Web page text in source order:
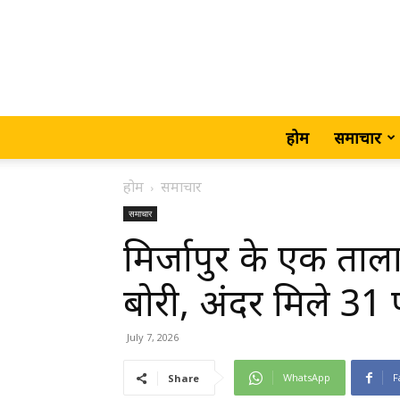
होम समाचार
होम समाचार
समाचार
मिर्जापुर के एक
बोरी, अंदर मिले 31
July 7, 2026
Share WhatsApp